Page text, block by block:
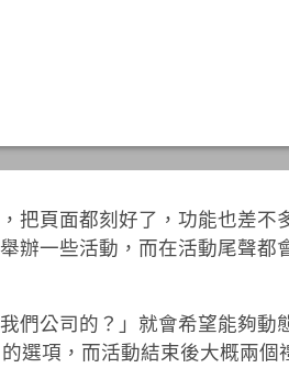
把頁面都刻好了，功能也差不
辦一些活動，而在活動尾聲
們公司的？」就會希望能夠
選項，而活動結束後大概兩